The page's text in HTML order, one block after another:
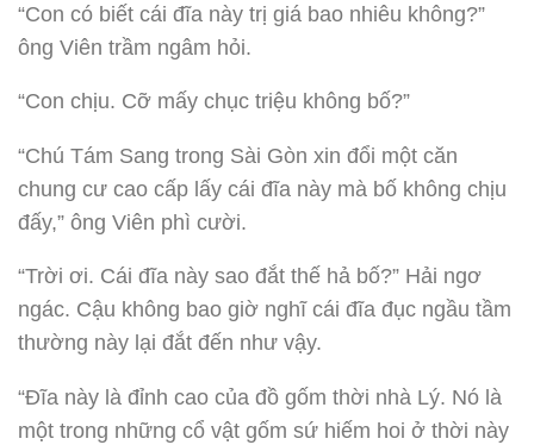
“Con có biết cái đĩa này trị giá bao nhiêu không?”
ông Viên trầm ngâm hỏi.
“Con chịu. Cỡ mấy chục triệu không bố?”
“Chú Tám Sang trong Sài Gòn xin đổi một căn
chung cư cao cấp lấy cái đĩa này mà bố không chịu
đấy,” ông Viên phì cười.
“Trời ơi. Cái đĩa này sao đắt thế hả bố?” Hải ngơ
ngác. Cậu không bao giờ nghĩ cái đĩa đục ngầu tầm
thường này lại đắt đến như vậy.
“Đĩa này là đỉnh cao của đồ gốm thời nhà Lý. Nó là
một trong những cổ vật gốm sứ hiếm hoi ở thời này